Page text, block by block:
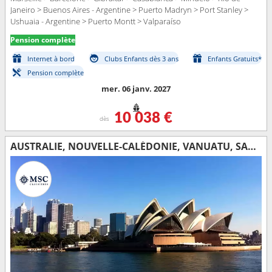
Janeiro > Buenos Aires - Argentine > Puerto Madryn > Port Stanley >
Ushuaia - Argentine > Puerto Montt > Valparaíso
Pension complète
Internet à bord Clubs Enfants dès 3 ans
Enfants Gratuits*
Pension complète
mer. 06 janv. 2027
dès 10 038 €
AUSTRALIE, NOUVELLE-CALÉDONIE, VANUATU, SAMOA, ÉTATS-UNIS, MEXIQUE, COSTA RICA, PANAMA, RÉPUBLIQUE DOMINICAINE, TORTOLA, SAINT-MARTIN, MAJORQUE, IBIZA, ITALIE